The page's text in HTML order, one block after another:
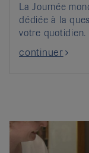
La Journée
dédiée à la
votre quotidien.
continuer